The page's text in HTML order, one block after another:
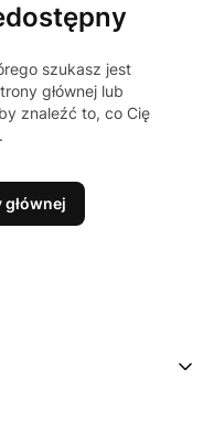
szukasz jest
głównej lub
znaleźć to, co Cię